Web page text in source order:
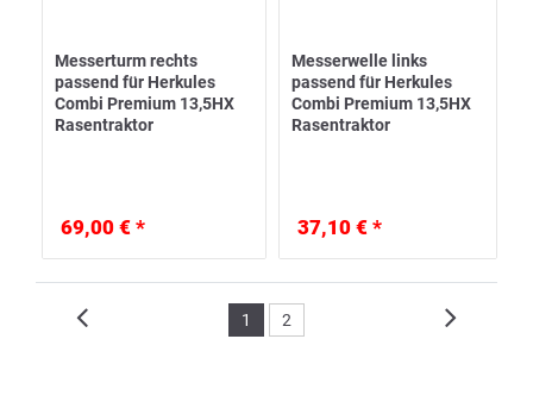
Messerturm rechts
passend für Herkules
Combi Premium 13,5HX
Rasentraktor
69,00 € *
Messerwelle links
passend für Herkules
Combi Premium 13,5HX
Rasentraktor
37,10 € *
1 2